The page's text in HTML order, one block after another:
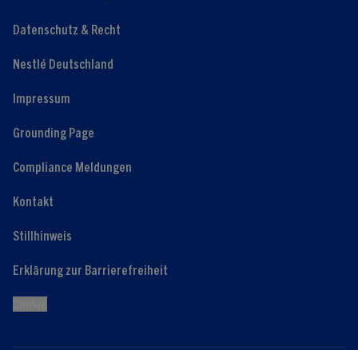
Datenschutz & Recht
Nestlé Deutschland
Impressum
Grounding Page
Compliance Meldungen
Kontakt
Stillhinweis
Erklärung zur Barrierefreiheit